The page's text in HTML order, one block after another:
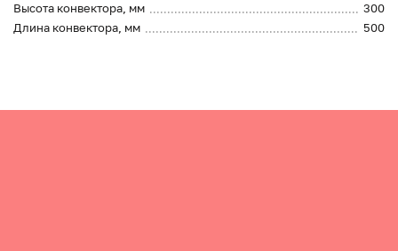
Высота конвектора, мм
300
Длина конвектора, мм
500